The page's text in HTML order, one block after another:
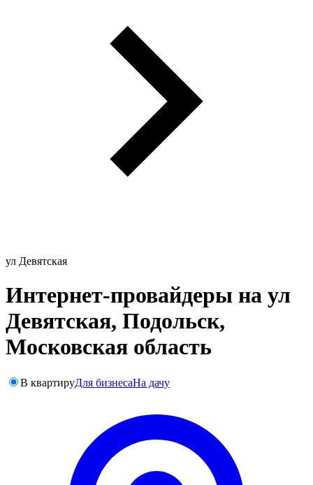
ул Девятская
Интернет-провайдеры на ул
Девятская, Подольск,
Московская область
В квартируДля бизнесаНа дачу